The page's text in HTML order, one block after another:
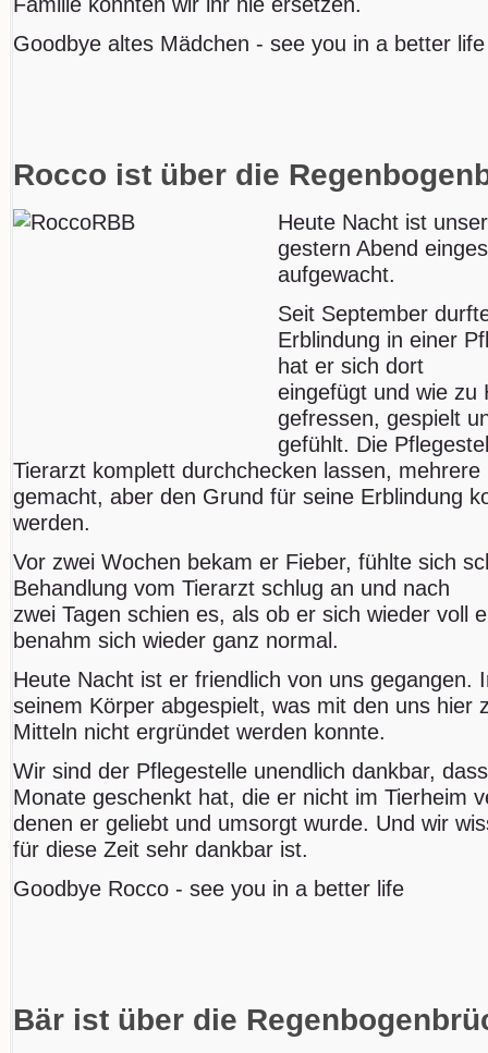
Goodbye altes Mädchen - see you in a better life
Rocco ist über die
Heute Nacht ist
gestern Abend
aufgewacht.
Seit September
Erblindung in einer
hat er sich dort
eingefügt und wie zu
gefressen, gespielt
gefühlt. Die
Tierarzt komplett durchchecken lassen,
gemacht, aber den Grund für seine Erblindung
werden.
Vor zwei Wochen bekam er Fieber, fühlte sich
Behandlung vom Tierarzt schlug an und nach
zwei Tagen schien es, als ob er sich wieder voll
benahm sich wieder ganz normal.
Heute Nacht ist er friendlich von uns gegangen.
seinem Körper abgespielt, was mit den uns hier
Mitteln nicht ergründet werden konnte.
Wir sind der Pflegestelle unendlich dankbar,
Monate geschenkt hat, die er nicht im Tierheim
denen er geliebt und umsorgt wurde. Und wir
für diese Zeit sehr dankbar ist.
Goodbye Rocco - see you in a better life
Bär ist über die